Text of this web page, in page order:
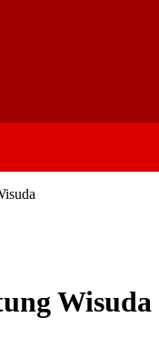
Wisuda